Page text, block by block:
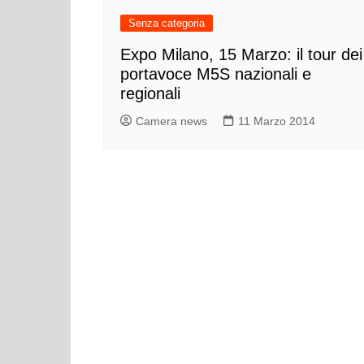
Eventi
Senza categoria
Expo Milano, 15 Marzo: il tour dei
portavoce M5S nazionali e
regionali
Camera news 11 Marzo 2014